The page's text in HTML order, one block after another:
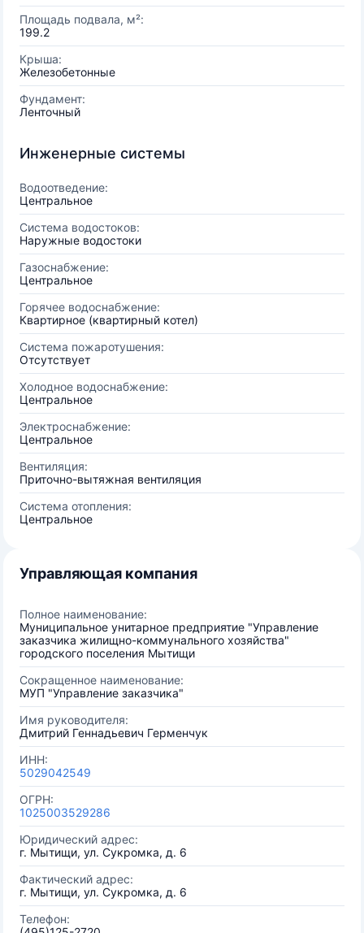
Площадь подвала, м²:
199.2
Крыша:
Железобетонные
Фундамент:
Ленточный
Инженерные системы
Водоотведение:
Центральное
Система водостоков:
Наружные водостоки
Газоснабжение:
Центральное
Горячее водоснабжение:
Квартирное (квартирный котел)
Система пожаротушения:
Отсутствует
Холодное водоснабжение:
Центральное
Электроснабжение:
Центральное
Вентиляция:
Приточно-вытяжная вентиляция
Система отопления:
Центральное
Управляющая компания
Полное наименование:
Муниципальное унитарное предприятие "Управление
заказчика жилищно-коммунального хозяйства"
городского поселения Мытищи
Сокращенное наименование:
МУП "Управление заказчика"
Имя руководителя:
Дмитрий Геннадьевич Герменчук
ИНН:
5029042549
ОГРН:
1025003529286
Юридический адрес:
г. Мытищи, ул. Сукромка, д. 6
Фактический адрес:
г. Мытищи, ул. Сукромка, д. 6
Телефон: